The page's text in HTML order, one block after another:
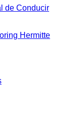
de Conducir
Hermitte